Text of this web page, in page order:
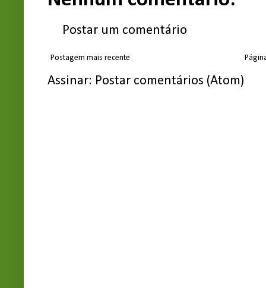
Postar um comentário
Postagem mais recente
Assinar: Postar comentários (Atom)